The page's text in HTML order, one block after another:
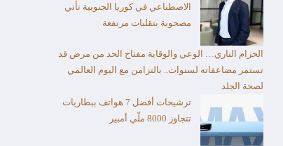
الاصطناعي في كوريا الجنوبية تأتي
مصحوبة بتقلبات مرتفعة
الحزام الناري… الوعي والوقاية مفتاح الحد من مرض قد
تستمر مضاعفاته لسنوات.. بالتزامن مع اليوم العالمي
لصحة الجلد
ترشيحات أفضل 7 هواتف ببطاريات
تتجاوز 8000 ملّي أمبير